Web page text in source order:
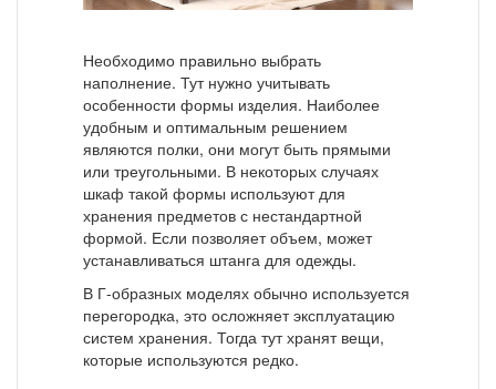
Необходимо правильно выбрать
наполнение. Тут нужно учитывать
особенности формы изделия. Наиболее
удобным и оптимальным решением
являются полки, они могут быть прямыми
или треугольными. В некоторых случаях
шкаф такой формы используют для
хранения предметов с нестандартной
формой. Если позволяет объем, может
устанавливаться штанга для одежды.
В Г-образных моделях обычно используется
перегородка, это осложняет эксплуатацию
систем хранения. Тогда тут хранят вещи,
которые используются редко.